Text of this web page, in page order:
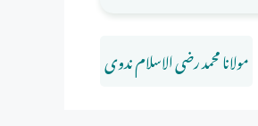
مولانا محمد رضی الاسلام ندوی